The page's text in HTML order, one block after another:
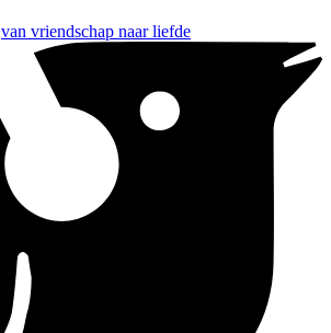
van vriendschap naar liefde